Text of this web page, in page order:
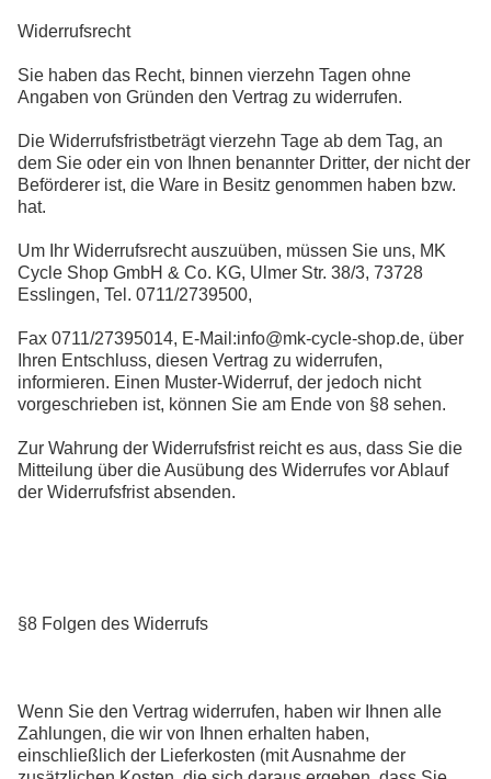
Widerrufsrecht
Sie haben das Recht, binnen vierzehn Tagen ohne
Angaben von Gründen den Vertrag zu widerrufen.
Die Widerrufsfristbeträgt vierzehn Tage ab dem Tag, an
dem Sie oder ein von Ihnen benannter Dritter, der nicht der
Beförderer ist, die Ware in Besitz genommen haben bzw.
hat.
Um Ihr Widerrufsrecht auszuüben, müssen Sie uns, MK
Cycle Shop GmbH & Co. KG, Ulmer Str. 38/3, 73728
Esslingen, Tel. 0711/2739500,
Fax 0711/27395014, E-Mail:info@mk-cycle-shop.de, über
Ihren Entschluss, diesen Vertrag zu widerrufen,
informieren. Einen Muster-Widerruf, der jedoch nicht
vorgeschrieben ist, können Sie am Ende von §8 sehen.
Zur Wahrung der Widerrufsfrist reicht es aus, dass Sie die
Mitteilung über die Ausübung des Widerrufes vor Ablauf
der Widerrufsfrist absenden.
§8 Folgen des Widerrufs
Wenn Sie den Vertrag widerrufen, haben wir Ihnen alle
Zahlungen, die wir von Ihnen erhalten haben,
einschließlich der Lieferkosten (mit Ausnahme der